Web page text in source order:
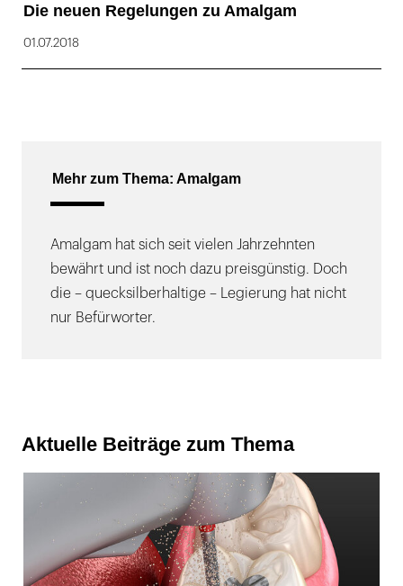
Die neuen Regelungen zu Amalgam
01.07.2018
Mehr zum Thema: Amalgam
Amalgam hat sich seit vielen Jahrzehnten
bewährt und ist noch dazu preisgünstig. Doch
die – quecksilberhaltige – Legierung hat nicht
nur Befürworter.
Aktuelle Beiträge zum Thema